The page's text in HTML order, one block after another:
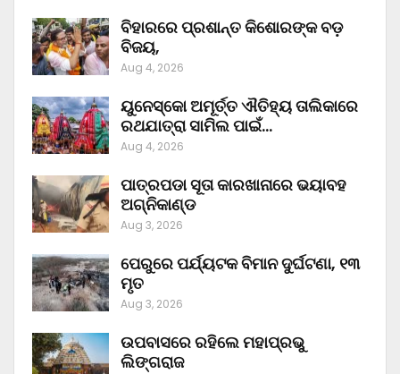
ବିହାରରେ ପ୍ରଶାନ୍ତ କିଶୋରଙ୍କ ବଡ଼
ବିଜୟ,
Aug 4, 2026
ୟୁନେସ୍କୋ ଅମୂର୍ତ୍ତ ଐତିହ୍ୟ ତାଲିକାରେ
ରଥଯାତ୍ରା ସାମିଲ ପାଇଁ…
Aug 4, 2026
ପାତ୍ରପଡା ସୂତା କାରଖାନାରେ ଭୟାବହ
ଅଗ୍ନିକାଣ୍ଡ
Aug 3, 2026
ପେରୁରେ ପର୍ଯ୍ୟଟକ ବିମାନ ଦୁର୍ଘଟଣା, ୧୩
ମୃତ
Aug 3, 2026
ଉପବାସରେ ରହିଲେ ମହାପ୍ରଭୁ
ଲିଙ୍ଗରାଜ